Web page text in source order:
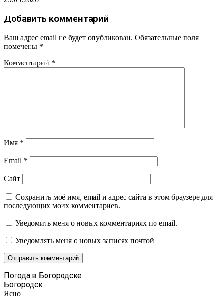
Добавить комментарий
Ваш адрес email не будет опубликован. Обязательные поля
помечены *
Комментарий *
Имя *
Email *
Сайт
Сохранить моё имя, email и адрес сайта в этом браузере для
последующих моих комментариев.
Уведомить меня о новых комментариях по email.
Уведомлять меня о новых записях почтой.
Погода в Богородске
Богородск
Ясно